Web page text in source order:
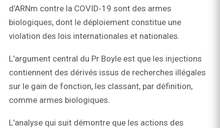
d’ARNm contre la COVID‑19 sont des armes
biologiques, dont le déploiement constitue une
violation des lois internationales et nationales.
L’argument central du Pr Boyle est que les injections
contiennent des dérivés issus de recherches illégales
sur le gain de fonction, les classant, par définition,
comme armes biologiques.
L’analyse qui suit démontre que les actions des